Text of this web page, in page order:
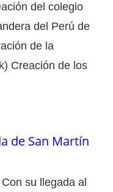
del colegio
del Perú de
de la
Creación de los
de San Martín
su llegada al